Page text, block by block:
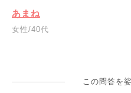
あまね
女性/40代
この問答を